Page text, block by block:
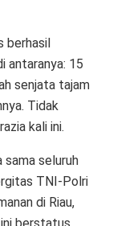
berhasil
antaranya: 15
senjata tajam
Tidak
kali ini.
sama seluruh
TNI-Polri
di Riau,
berstatus